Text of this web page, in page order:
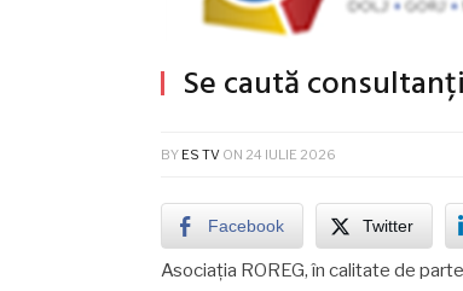
Se caută
BY ES TV ON 24 IULIE 2026
Facebook Twitter
Asociația ROREG, în calitate de